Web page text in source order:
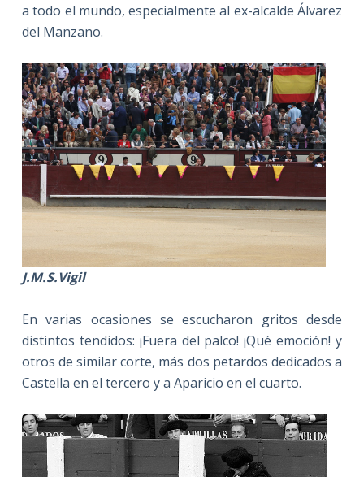
a todo el mundo, especialmente al ex-alcalde Álvarez
del Manzano.
J.M.S.Vigil
En varias ocasiones se escucharon gritos desde
distintos tendidos: ¡Fuera del palco! ¡Qué emoción! y
otros de similar corte, más dos petardos dedicados a
Castella en el tercero y a Aparicio en el cuarto.